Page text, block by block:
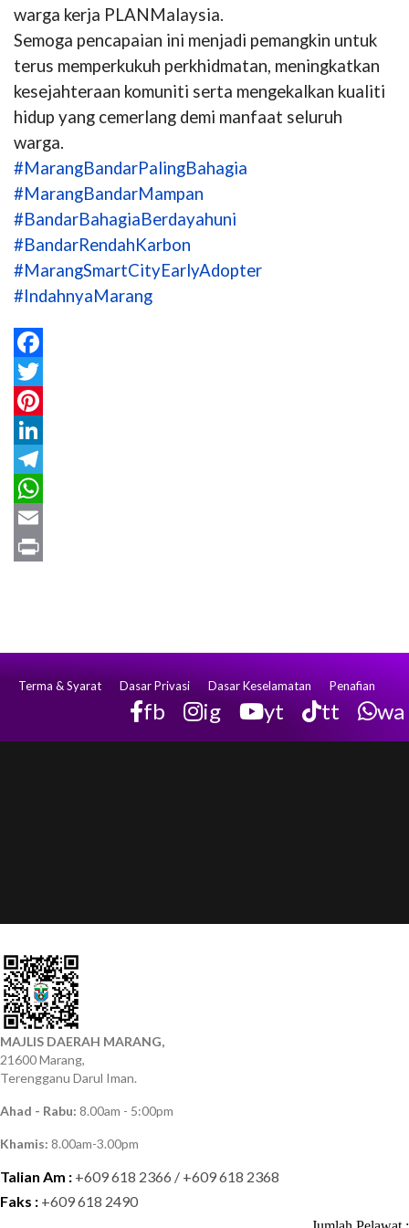
warga kerja PLANMalaysia.
Semoga pencapaian ini menjadi pemangkin untuk
terus memperkukuh perkhidmatan, meningkatkan
kesejahteraan komuniti serta mengekalkan kualiti
hidup yang cemerlang demi manfaat seluruh
warga.
#MarangBandarPalingBahagia
#MarangBandarMampan
#BandarBahagiaBerdayahuni
#BandarRendahKarbon
#MarangSmartCityEarlyAdopter
#IndahnyaMarang
Facebook
Twitter
Pinterest
LinkedIn
Telegram
WhatsApp
Email
Terma & Syarat Dasar Privasi Dasar Keselamatan Penafian
fb ig yt tt wa
MAJLIS DAERAH MARANG,
21600 Marang,
Terengganu Darul Iman.
Ahad - Rabu: 8.00am - 5:00pm
Khamis: 8.00am-3.00pm
Talian Am : +609 618 2366 / +609 618 2368
Faks : +609 618 2490